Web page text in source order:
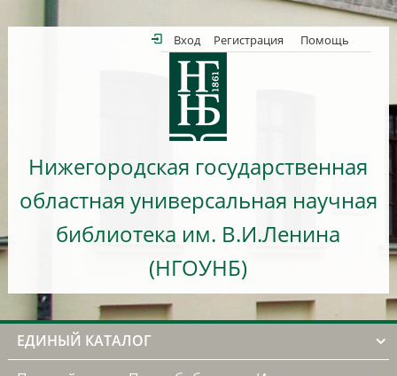
Вход Регистрация Помощь
Нижегородская государственная
областная универсальная научная
библиотека им. В.И.Ленина
(НГОУНБ)
ЕДИНЫЙ КАТАЛОГ